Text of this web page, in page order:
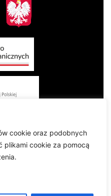
cookie oraz podobnych
plikami cookie za pomocą
Zagranicznych Rzeczypospolitej
Granicą 2024 - Regranting”